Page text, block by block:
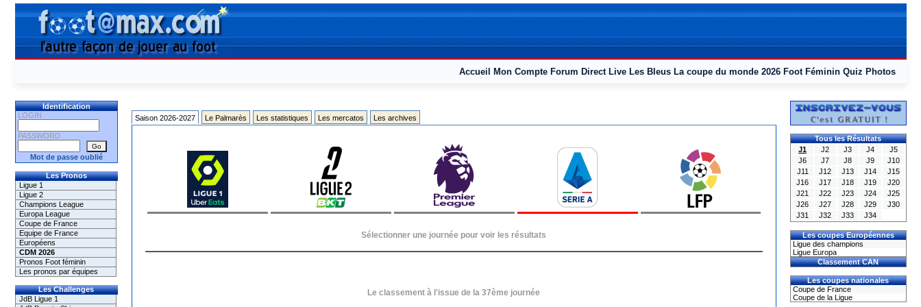
Accueil Mon Compte Forum Direct Live Les Bleus La coupe du monde 2026 Foot Féminin Quiz Photos
Identification
LOGIN
PASSWORD
Mot de passe oublié
Les Pronos
Ligue 1
Ligue 2
Champions League
Europa League
Coupe de France
Equipe de France
Européens
CDM 2026
Pronos Foot féminin
Les pronos par équipes
Les Challenges
JdB Ligue 1
Saison 2026-2027 Le Palmarès Les statistiques Les mercatos Les archives
Sélectionner une journée pour voir les résultats
Le classement à l'issue de la 37ème journée
Tous les Résultats
J1
J2 J3 J4
J5
J6
J7 J8 J9
J10
J11
J12 J13 J14
J15
J16
J17 J18 J19
J20
J21
J22 J23 J24
J25
J26
J27 J28 J29
J30
J31
J32 J33 J34
Les coupes Européennes
Ligue des champions
Ligue Europa
Classement CAN
Les coupes nationales
Coupe de France
Coupe de la Ligue